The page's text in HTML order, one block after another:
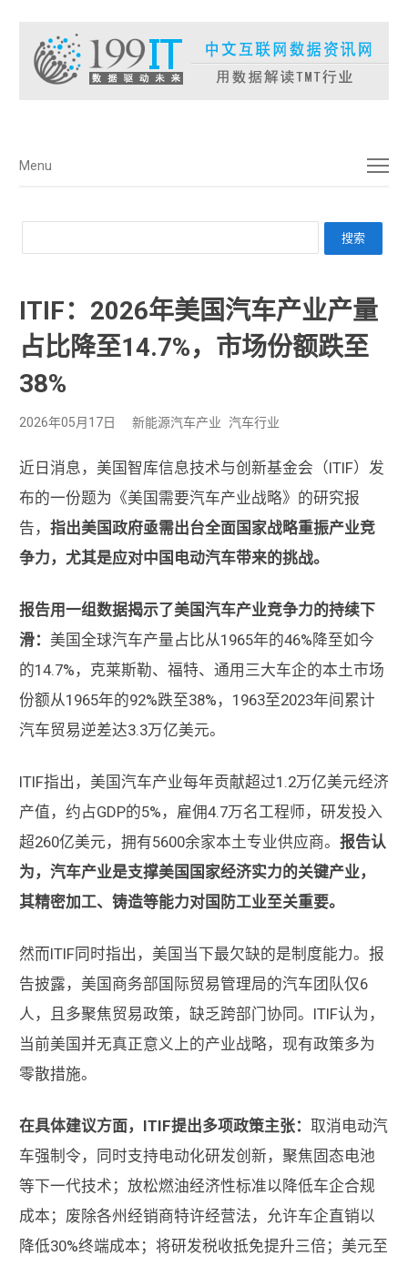
菜单
Menu
ITIF：2026年美国汽车产业产量
占比降至14.7%，市场份额跌至
38%
2026年05月17日 新能源汽车产业 汽车行业
近日消息，美国智库信息技术与创新基金会（ITIF）发
布的一份题为《美国需要汽车产业战略》的研究报
告， 指出美国政府亟需出台全面国家战略重振产业竞
争力，尤其是应对中国电动汽车带来的挑战。
报告用一组数据揭示了美国汽车产业竞争力的持续下
滑： 美国全球汽车产量占比从1965年的46%降至如今
的14.7%，克莱斯勒、福特、通用三大车企的本土市场
份额从1965年的92%跌至38%，1963至2023年间累计
汽车贸易逆差达3.3万亿美元。
ITIF指出，美国汽车产业每年贡献超过1.2万亿美元经济
产值，约占GDP的5%，雇佣4.7万名工程师，研发投入
超260亿美元，拥有5600余家本土专业供应商。 报告认
为，汽车产业是支撑美国国家经济实力的关键产业，
其精密加工、铸造等能力对国防工业至关重要。
然而ITIF同时指出，美国当下最欠缺的是制度能力。报
告披露，美国商务部国际贸易管理局的汽车团队仅6
人，且多聚焦贸易政策，缺乏跨部门协同。ITIF认为，
当前美国并无真正意义上的产业战略，现有政策多为
零散措施。
在具体建议方面，ITIF提出多项政策主张： 取消电动汽
车强制令，同时支持电动化研发创新，聚焦固态电池
等下一代技术；放松燃油经济性标准以降低车企合规
成本；废除各州经销商特许经营法，允许车企直销以
降低30%终端成本；将研发税收抵免提升三倍；美元至